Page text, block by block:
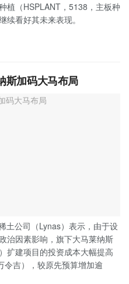
植（HSPLANT，5138，主板种
续看好其未来表现。
斯加码大马布局
土公司（Lynas）表示，由于设
治因素影响，旗下大马莱纳斯
扩建项目的投资成本大幅提高
吉），较原先预算增加逾